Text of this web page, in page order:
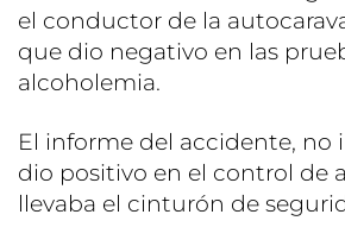
el conductor de la
que dio negativo en las
alcoholemia.
El informe del accidente, no
dio positivo en el control de
llevaba el cinturón de